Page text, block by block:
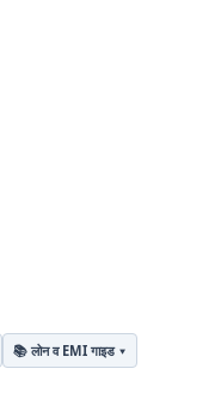
📚 लोन व EMI गाइड